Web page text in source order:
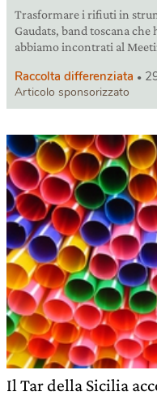
Trasformare i rifiuti in
Gaudats, band toscana
abbiamo incontrati al
Raccolta differenziata
Articolo sponsorizzato
Il Tar della Sicilia